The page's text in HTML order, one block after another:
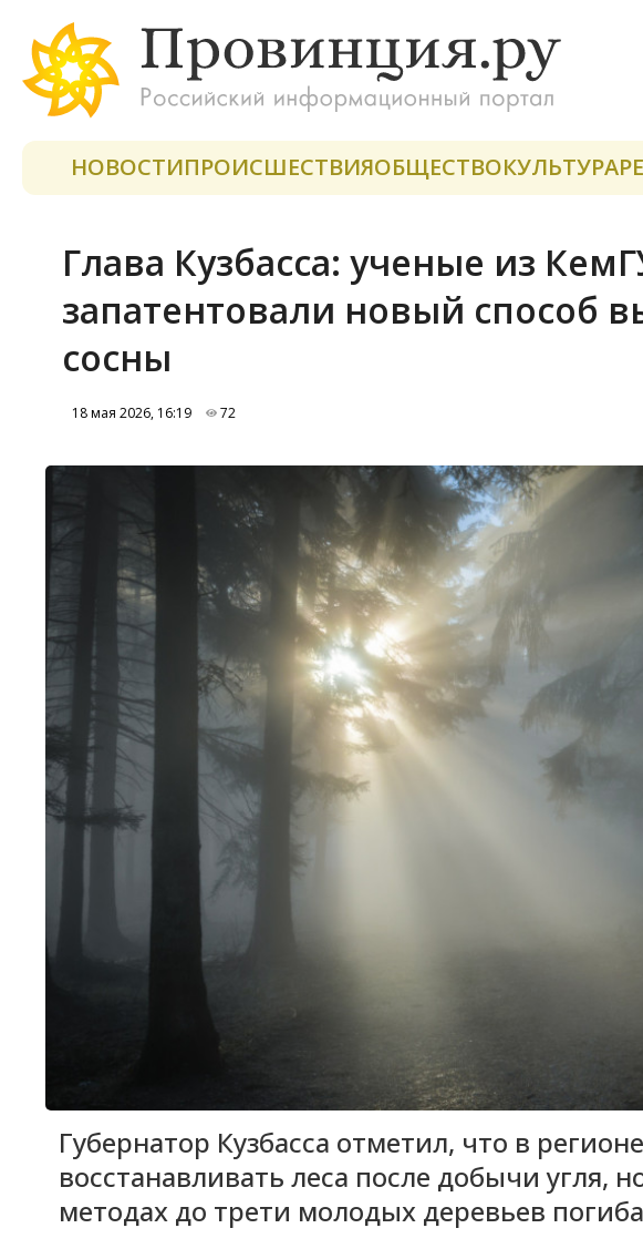
НОВОСТИПРОИСШЕСТВИЯОБЩЕСТВОКУЛЬТУРА
Глава Кузбасса: ученые из
запатентовали новый способ
сосны
18 мая 2026, 16:19 72
Губернатор Кузбасса отметил, что в
восстанавливать леса после добычи угля,
методах до трети молодых деревьев